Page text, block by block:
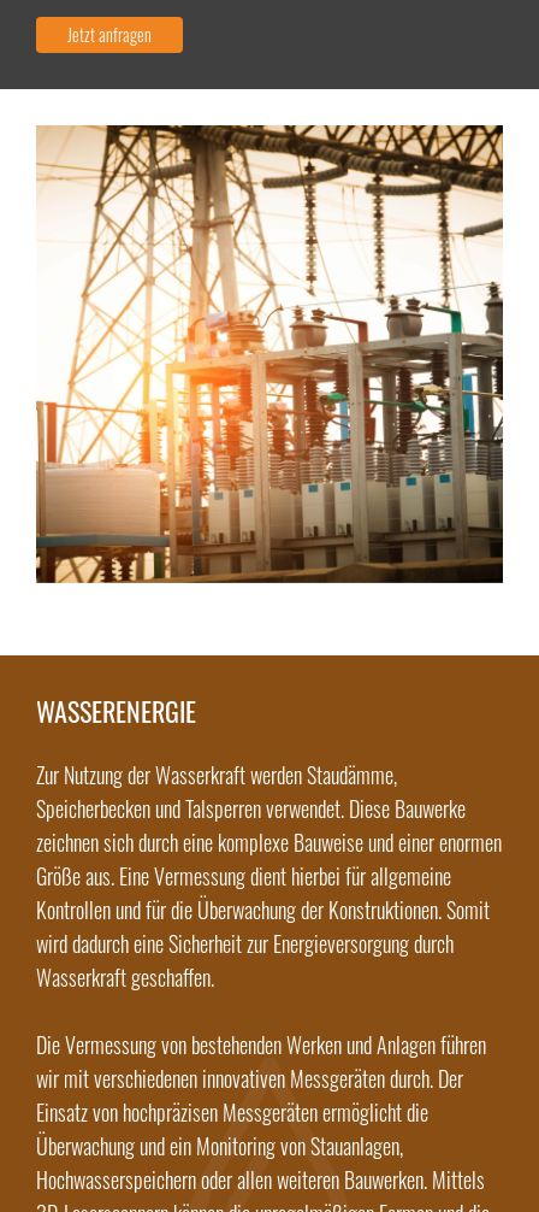
Jetzt anfragen
WASSERENERGIE
Zur Nutzung der Wasserkraft werden Staudämme,
Speicherbecken und Talsperren verwendet. Diese Bauwerke
zeichnen sich durch eine komplexe Bauweise und einer enormen
Größe aus. Eine Vermessung dient hierbei für allgemeine
Kontrollen und für die Überwachung der Konstruktionen. Somit
wird dadurch eine Sicherheit zur Energieversorgung durch
Wasserkraft geschaffen.
Die Vermessung von bestehenden Werken und Anlagen führen
wir mit verschiedenen innovativen Messgeräten durch. Der
Einsatz von hochpräzisen Messgeräten ermöglicht die
Überwachung und ein Monitoring von Stauanlagen,
Hochwasserspeichern oder allen weiteren Bauwerken. Mittels